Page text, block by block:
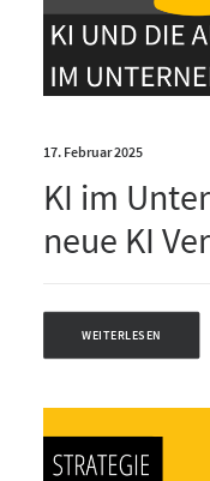
17. Februar 2025
KI im
neue KI
WEITERLESEN